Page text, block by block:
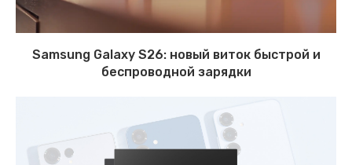
Samsung Galaxy S26: новый виток быстрой и
беспроводной зарядки